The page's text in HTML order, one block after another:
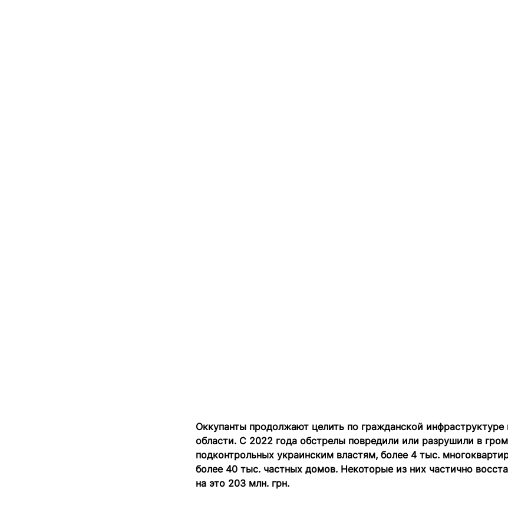
Оккупанты продолжают целить по гражданской инфраструктуре
области. С 2022 года обстрелы повредили или разрушили в
подконтрольных украинским властям, более 4 тыс.
более 40 тыс. частных домов. Некоторые из них частично
на это 203 млн. грн.